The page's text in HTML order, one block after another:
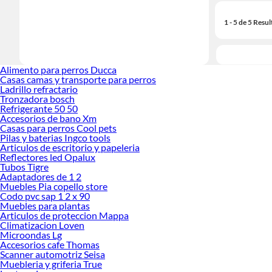
1 - 5 de 5
Alimento para perros Ducca
Casas camas y transporte para perros
Ladrillo refractario
Tronzadora bosch
Refrigerante 50 50
Accesorios de bano Xm
Casas para perros Cool pets
Pilas y baterias Ingco tools
Articulos de escritorio y papeleria
Reflectores led Opalux
Tubos Tigre
Adaptadores de 1 2
Muebles Pia copello store
Codo pvc sap 1 2 x 90
Muebles para plantas
Articulos de proteccion Mappa
Climatizacion Loven
Microondas Lg
Accesorios cafe Thomas
Scanner automotriz Seisa
Muebleria y griferia True